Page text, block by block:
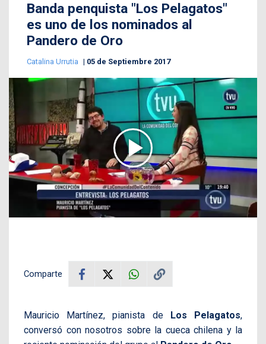
Banda penquista "Los Pelagatos"
es uno de los nominados al
Pandero de Oro
Catalina Urrutia 05 de Septiembre 2017
Comparte
Mauricio Martínez, pianista de Los Pelagatos,
conversó con nosotros sobre la cueca chilena y la